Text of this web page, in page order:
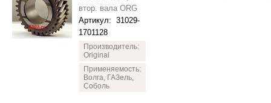
втор. вала ORG
Артикул: 31029-
1701128
Производитель:
Original
Применяемость:
Волга, ГАЗель,
Соболь